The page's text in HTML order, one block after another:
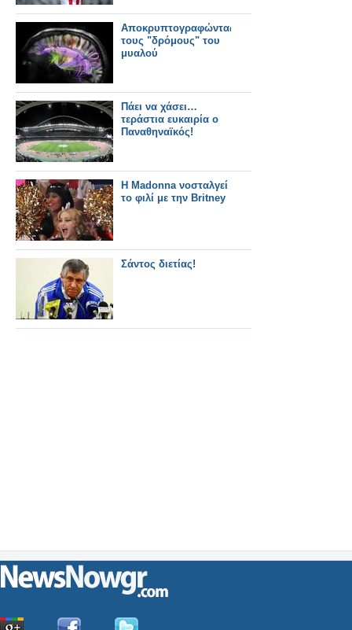
Αποκρυπτογραφώντας
τους "δρόμους" του
μυαλού
Πάει να χάσει…
τεράστια ευκαιρία ο
Παναθηναϊκός!
H Madonna νοσταλγεί
το φιλί με την Britney
Σάντος διετίας!